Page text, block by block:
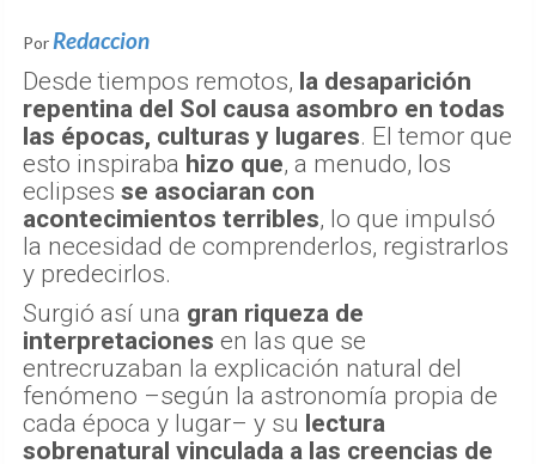
Por Redaccion
Desde tiempos remotos, la desaparición
repentina del Sol causa asombro en todas
las épocas, culturas y lugares. El temor que
esto inspiraba hizo que, a menudo, los
eclipses se asociaran con
acontecimientos terribles, lo que impulsó
la necesidad de comprenderlos, registrarlos
y predecirlos.
Surgió así una gran riqueza de
interpretaciones en las que se
entrecruzaban la explicación natural del
fenómeno –según la astronomía propia de
cada época y lugar– y su lectura
sobrenatural vinculada a las creencias de